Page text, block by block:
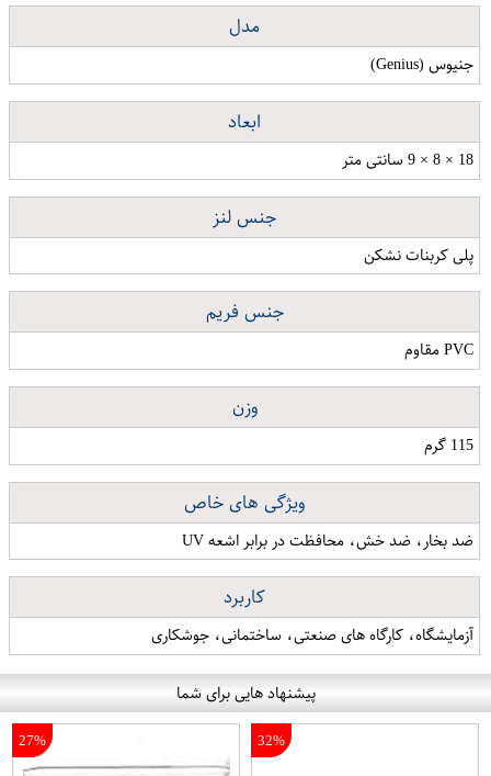
مدل
جنیوس (Genius)
ابعاد
18 × 8 × 9 سانتی متر
جنس لنز
پلی کربنات نشکن
جنس فریم
PVC مقاوم
وزن
115 گرم
ویژگی های خاص
ضد بخار، ضد خش، محافظت در برابر اشعه UV
کاربرد
آزمایشگاه، کارگاه های صنعتی، ساختمانی، جوشکاری
پیشنهاد هایی برای شما
32%
27%